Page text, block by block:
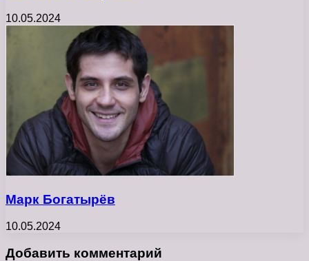
10.05.2024
Марк Богатырёв
10.05.2024
Добавить комментарий